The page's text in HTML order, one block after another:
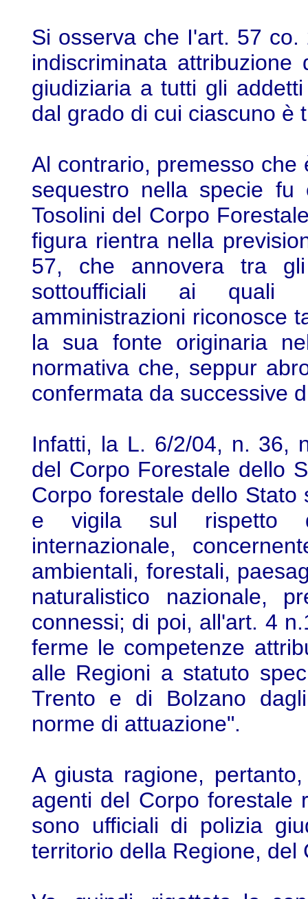
Si osserva che I'art. 57
indiscriminata
giudiziaria a tutti gli
dal grado di cui ciascuno è
Al contrario, premesso
sequestro nella specie
Tosolini del Corpo
figura rientra nella
57, che annovera tra
sottoufficiali ai quali
amministrazioni riconosce
la sua fonte originaria
normativa che, seppur
confermata da successive
Infatti, la L. 6/2/04, n. 36,
del Corpo Forestale dello
Corpo forestale dello
e vigila sul rispetto
internazionale,
ambientali, forestali,
naturalistico nazionale,
connessi; di poi, all'art. 4
ferme le competenze
alle Regioni a statuto
Trento e di Bolzano
norme di attuazione".
A giusta ragione,
agenti del Corpo forestale
sono ufficiali di polizia
territorio della Regione, del